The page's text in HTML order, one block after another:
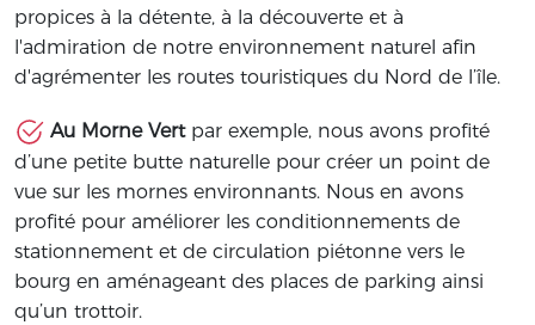
propices à la détente, à la découverte et à
l'admiration de notre environnement naturel afin
d'agrémenter les routes touristiques du Nord de l’île.
Au Morne Vertpar exemple, nous avons profité
d’une petite butte naturelle pour créer un point de
vue sur les mornes environnants. Nous en avons
profité pour améliorer les conditionnements de
stationnement et de circulation piétonne vers le
bourg en aménageant des places de parking ainsi
qu’un trottoir.